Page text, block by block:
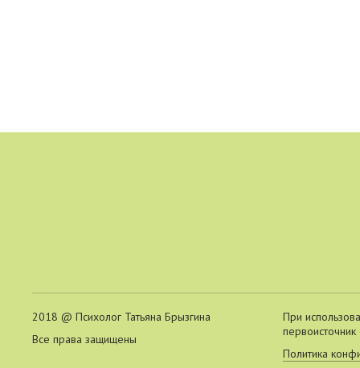
2018 @ Психолог Татьяна Брызгина
Все права защищены
При
первоисточник
Политика